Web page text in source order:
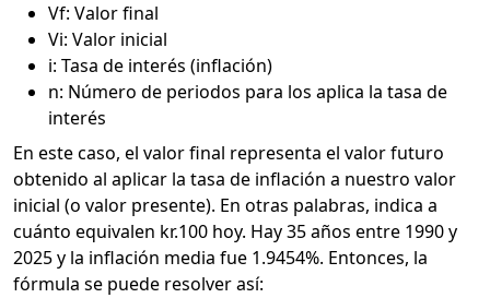
Vf: Valor final
Vi: Valor inicial
i: Tasa de interés (inflación)
n: Número de periodos para los aplica la tasa de
interés
En este caso, el valor final representa el valor futuro
obtenido al aplicar la tasa de inflación a nuestro valor
inicial (o valor presente). En otras palabras, indica a
cuánto equivalen kr.100 hoy. Hay 35 años entre 1990 y
2025 y la inflación media fue 1.9454%. Entonces, la
fórmula se puede resolver así: